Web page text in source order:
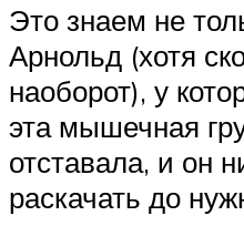
Это знаем не
Арнольд (хотя
наоборот), у
эта мышечная
отставала, и он
раскачать до